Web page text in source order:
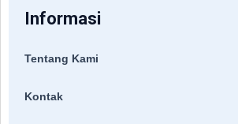
Informasi
Tentang Kami
Kontak